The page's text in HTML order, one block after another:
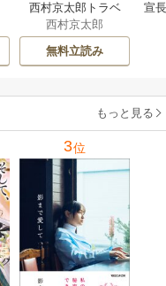
西村京太郎トラベ
ルミステリー・セ
レクション 2巻
西村京太郎
無料立読み
宣
もっと見る
3位